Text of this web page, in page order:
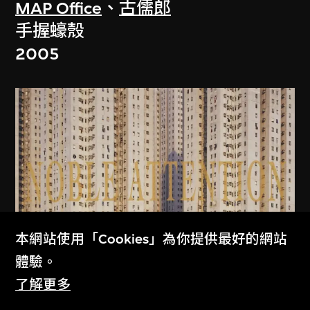
MAP Office 、 古儒郎
手握蠔殼
2005
本網站使用「Cookies」為你提供最好的網站
體驗。
了解更多